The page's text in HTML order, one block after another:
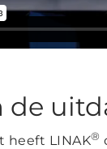
de
heeft LINAK®